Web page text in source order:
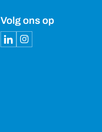
Volg ons op